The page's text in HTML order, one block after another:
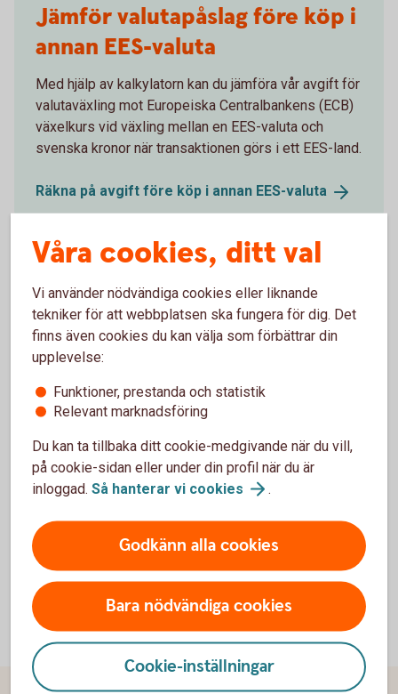
Jämför valutapåslag före köp i
annan EES-valuta
Med hjälp av kalkylatorn kan du jämföra vår avgift för
valutaväxling mot Europeiska Centralbankens (ECB)
växelkurs vid växling mellan en EES-valuta och
svenska kronor när transaktionen görs i ett EES-land.
Räkna på avgift före köp i annan EES-valuta
Ta reda på växlingsavgift efter
köp i annan EES-valuta
och få information relaterad till
valutaväxlingsavgiften när du har gjort en
korttransaktion i en annan EES-valuta.
Ta reda på avgift efter köp i annan
Våra cookies, ditt val
Vi använder nödvändiga cookies eller liknande
tekniker för att webbplatsen ska fungera för dig. Det
finns även cookies du kan välja som förbättrar din
upplevelse:
Funktioner, prestanda och statistik
Relevant marknadsföring
Du kan ta tillbaka ditt cookie-medgivande när du vill,
på cookie-sidan eller under din profil när du är
inloggad. Så hanterar vi cookies .
Godkänn alla cookies
Bara nödvändiga cookies
Cookie-inställningar